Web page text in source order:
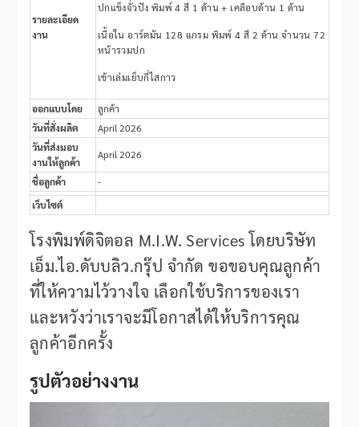
รายละเอียด
งาน
ปกแข็งจั่วปัง พิมพ์ 4 สี 1 ด้าน + เคลือบด้าน 1 ด้าน
เนื้อใน อาร์ตมัน 128 แกรม พิมพ์ 4 สี 2 ด้าน จำนวน 72
หน้ารวมปก
เข้าเล่มเย็บกี่ไสกาว
ออกแบบโดย
ลูกค้า
วันที่สั่งผลิต
April 2026
วันที่ส่งมอบ
งานให้ลูกค้า
April 2026
ชื่อลูกค้า
-
เว็บไซต์
โรงพิมพ์ดิจิตอล M.I.W. Services โดยบริษัท
เอ็ม.ไอ.ดับบลิว.กรุ๊ป จำกัด ขอขอบคุณลูกค้า
ที่ให้ความไว้วางใจ เลือกใช้บริการของเรา
และหวังว่าเราจะมีโอกาสได้ให้บริการคุณ
ลูกค้าอีกครั้ง
รูปตัวอย่างงาน